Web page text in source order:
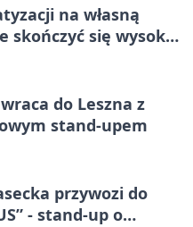
na własną
skończyć się wysoką
do Leszna z
stand-upem
przywozi do
- stand-up o